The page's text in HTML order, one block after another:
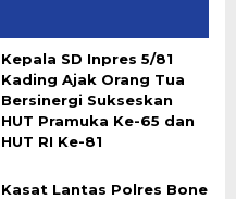
Kepala SD Inpres 5/81
Kading Ajak Orang Tua
Bersinergi Sukseskan
HUT Pramuka Ke-65 dan
HUT RI Ke-81
Kasat Lantas Polres Bone